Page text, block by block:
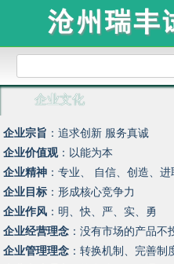
企业文化
企业宗旨 ：追求创新 服务真诚
企业价值观：以能为本
企业精神 ：专业、 自信、创造、进
企业目标 ：形成核心竞争力
企业作风 ：明、快、严、实、勇
企业经营理念 ：没有市场的产品
企业管理理念 ：转换机制、完善制